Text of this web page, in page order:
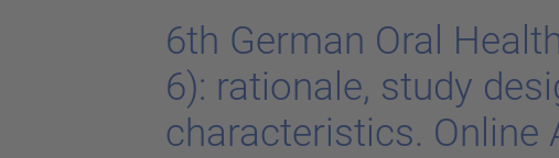
6th Ger­man Oral
6): ra­tio­na­le, study
cha­rac­te­ristics. On­line